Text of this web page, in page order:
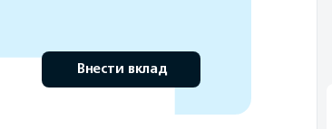
Внести вклад